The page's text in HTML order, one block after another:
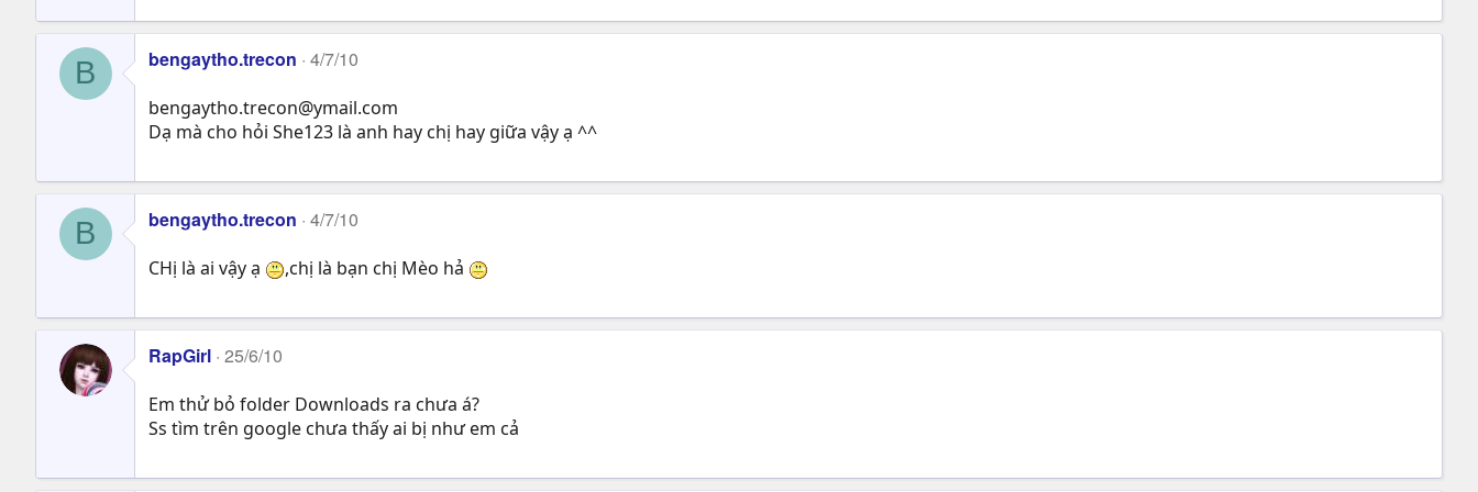
B bengaytho.trecon 4/7/10
bengaytho.trecon@ymail.com
Dạ mà cho hỏi She123 là anh hay chị hay giữa vậy ạ ^^
B bengaytho.trecon 4/7/10
CHị là ai vậy ạ ,chị là bạn chị Mèo hả
RapGirl 25/6/10
Em thử bỏ folder Downloads ra chưa á?
Ss tìm trên google chưa thấy ai bị như em cả